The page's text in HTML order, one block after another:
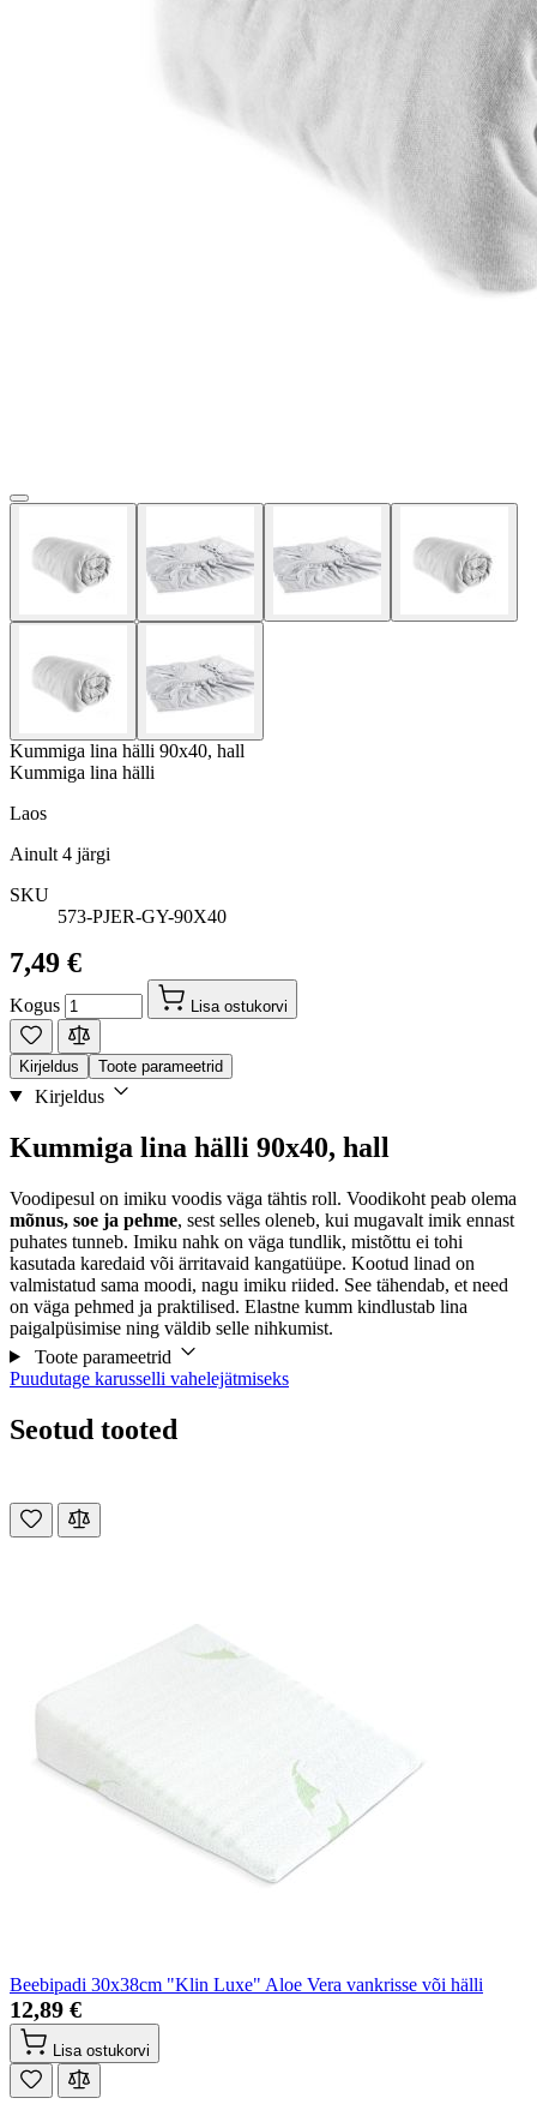
Kummiga lina hälli 90x40, hall
Kummiga lina hälli
Laos
Ainult 4 järgi
SKU
573-PJER-GY-90X40
7,49 €
Kogus Lisa ostukorvi
Kirjeldus Toote parameetrid
Kirjeldus
Kummiga lina hälli 90x40, hall
Voodipesul on imiku voodis väga tähtis roll. Voodikoht peab olema
mõnus, soe ja pehme, sest selles oleneb, kui mugavalt imik ennast
puhates tunneb. Imiku nahk on väga tundlik, mistõttu ei tohi
kasutada karedaid või ärritavaid kangatüüpe. Kootud linad on
valmistatud sama moodi, nagu imiku riided. See tähendab, et need
on väga pehmed ja praktilised. Elastne kumm kindlustab lina
paigalpüsimise ning väldib selle nihkumist.
Toote parameetrid
Puudutage karusselli vahelejätmiseks
Seotud tooted
Beebipadi 30x38cm "Klin Luxe" Aloe Vera vankrisse või hälli
12,89 €
Lisa ostukorvi